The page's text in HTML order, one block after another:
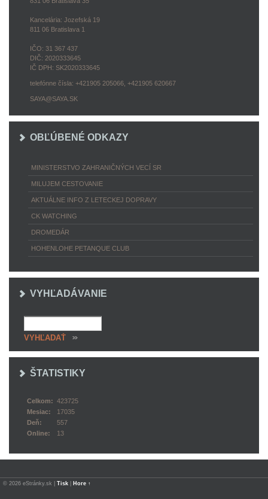
Kancelária: Jozefská 19
811 06 Bratislava 1
IČO: 31 367 437
DIČ: 2020333645
IČ DPH: SK2020333645
telefónne čísla: +421905 205066, +421905 620667
SAYA@SAYA.SK
OBĽÚBENÉ ODKAZY
MINISTERSTVO ZAHRANIČNÝCH VECÍ SR
MILUJEM CESTOVANIE
AKTUÁLNE INFO Z LETECKEJ DOPRAVY
CK WATCHING
DROMEDÁR
HOHENLOHE PETANQUE CLUB
VYHĽADÁVANIE
ŠTATISTIKY
Online: 13
Celkom: 423725
Mesiac:
17035
Deň:
557
© 2026 eStránky.sk Tisk Hore ↑